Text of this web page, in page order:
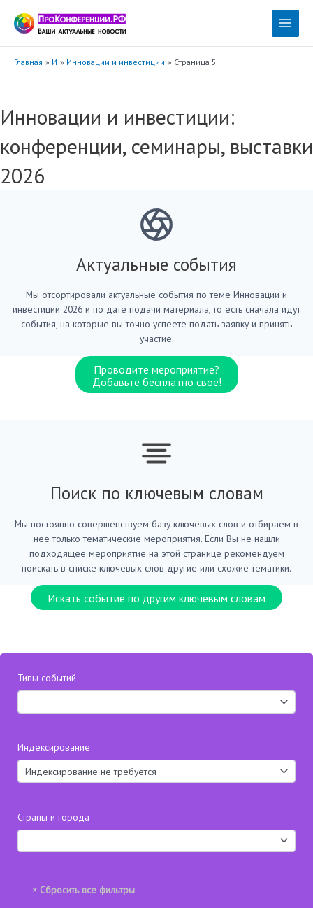
содержимому
Main
Главная И Инновации и инвестиции Страница 5
Инновации и инвестиции:
конференции, семинары, выставки
2026
Актуальные события
Мы отсортировали актуальные события по теме Инновации и
инвестиции 2026 и по дате подачи материала, то есть сначала идут
события, на которые вы точно успеете подать заявку и принять
участие.
Проводите мероприятие?
Добавьте бесплатно свое!
Поиск по ключевым словам
Мы постоянно совершенствуем базу ключевых слов и отбираем в
нее только тематические мероприятия. Если Вы не нашли
подходящее мероприятие на этой странице рекомендуем
поискать в списке ключевых слов другие или схожие тематики.
Искать событие по другим ключевым словам
Типы событий
Индексирование
Страны и города